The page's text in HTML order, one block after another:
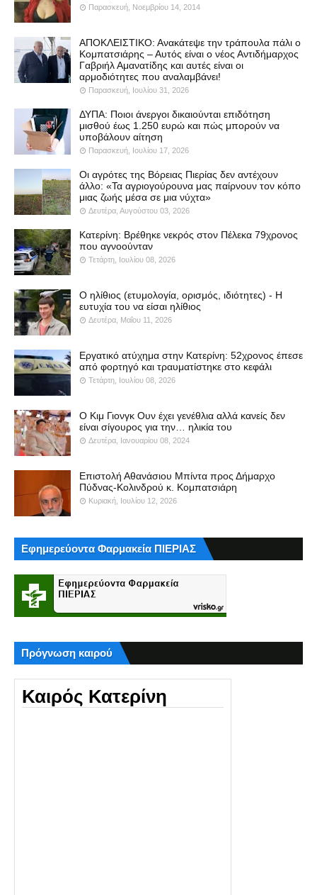
Παρασκευή, Νοεμβρίου 14, 2014
ΑΠΟΚΛΕΙΣΤΙΚΟ: Ανακάτεψε την τράπουλα πάλι ο
Κομπατσιάρης – Αυτός είναι ο νέος Αντιδήμαρχος
Γαβριήλ Αμανατίδης και αυτές είναι οι
αρμοδιότητες που αναλαμβάνει!
Παρασκευή, Ιουλίου 31, 2026
ΔΥΠΑ: Ποιοι άνεργοι δικαιούνται επιδότηση
μισθού έως 1.250 ευρώ και πώς μπορούν να
υποβάλουν αίτηση
Παρασκευή, Ιουλίου 17, 2026
Οι αγρότες της Βόρειας Πιερίας δεν αντέχουν
άλλο: «Τα αγριογούρουνα μας παίρνουν τον κόπο
μιας ζωής μέσα σε μια νύχτα»
Δευτέρα, Αυγούστου 03, 2026
Κατερίνη: Βρέθηκε νεκρός στον Πέλεκα 79χρονος
που αγνοούνταν
Τετάρτη, Ιουλίου 08, 2026
Ο ηλίθιος (ετυμολογία, ορισμός, ιδιότητες) - Η
ευτυχία του να είσαι ηλίθιος
Δευτέρα, Μαΐου 11, 2026
Εργατικό ατύχημα στην Κατερίνη: 52χρονος έπεσε
από φορτηγό και τραυματίστηκε στο κεφάλι
Τετάρτη, Ιουλίου 08, 2026
Ο Κιμ Γιονγκ Ουν έχει γενέθλια αλλά κανείς δεν
είναι σίγουρος για την… ηλικία του
Δευτέρα, Ιανουαρίου 08, 2024
Επιστολή Αθανάσιου Μπίντα προς Δήμαρχο
Πύδνας-Κολινδρού κ. Κομπατσιάρη
Κυριακή, Ιουλίου 12, 2026
Εφημερεύοντα Φαρμακεία ΠΙΕΡΙΑΣ
Πρόγνωση καιρού
Καιρός Κατερίνη